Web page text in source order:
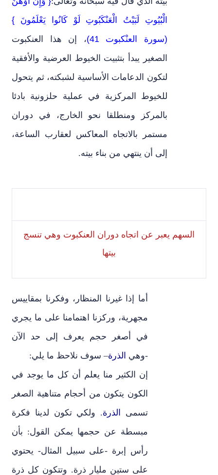
الْبُيُوتِ لَبَيْتُ الْعَنْكَبُوتِ لَوْ كَانُوا يَعْلَمُونَ }
(سورة العنْكبوت 41)
،
إن هذا العنكبوت
الصغير يبدأ بتثبيت الخيوط العرضية والأفقية
لتكون الدعامات الأساسية لشبكته، ثم يتحول
للخيوط المركزية في عملية حلزونية بادئا
بالمركز ومنطلقا نحو الخارج،
في دوران
مستمر بالاتجاه المعاكس لعقارب الساعة،
إلى أن ينتهي من بناء بيته.
السهم يعبر عن اتجاه دوران العنكبوت وهي تنسج
بيتها
أما إذا غيرنا المنظار ، وفكرنا بمقاييس
مجهرية، وركزنا اهتمامنا على ما يجري
في أصغر حجم يعرف إلى حد الآن
-وهي الذرة– سوف نلاحظ ما يلي:
إن الكثير منا يعلم أن كل ما يوجد في
الكون يتكون من أحجام متناهية الصغر
تسمى الذرة. ولكي تكون لدينا فكرة
مبسطة عن حجمها يمكن القول: بأن
رأس إبرة -على سبيل المثال- يحتوي
على ستين مليار ذرة. وتتكون كل ذرة